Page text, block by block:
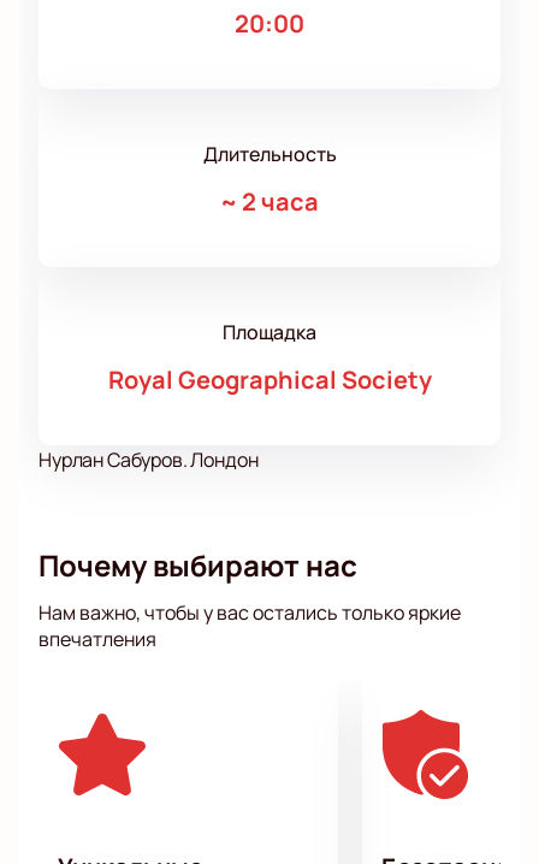
20:00
Длительность
~ 2 часа
Площадка
Royal Geographical Society
Нурлан Сабуров. Лондон
Почему выбирают нас
Нам важно, чтобы у вас остались только яркие
впечатления